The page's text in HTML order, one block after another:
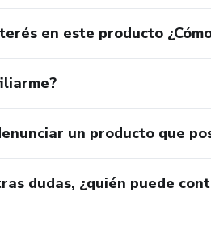
en este producto
un producto que
dudas, ¿quién puede